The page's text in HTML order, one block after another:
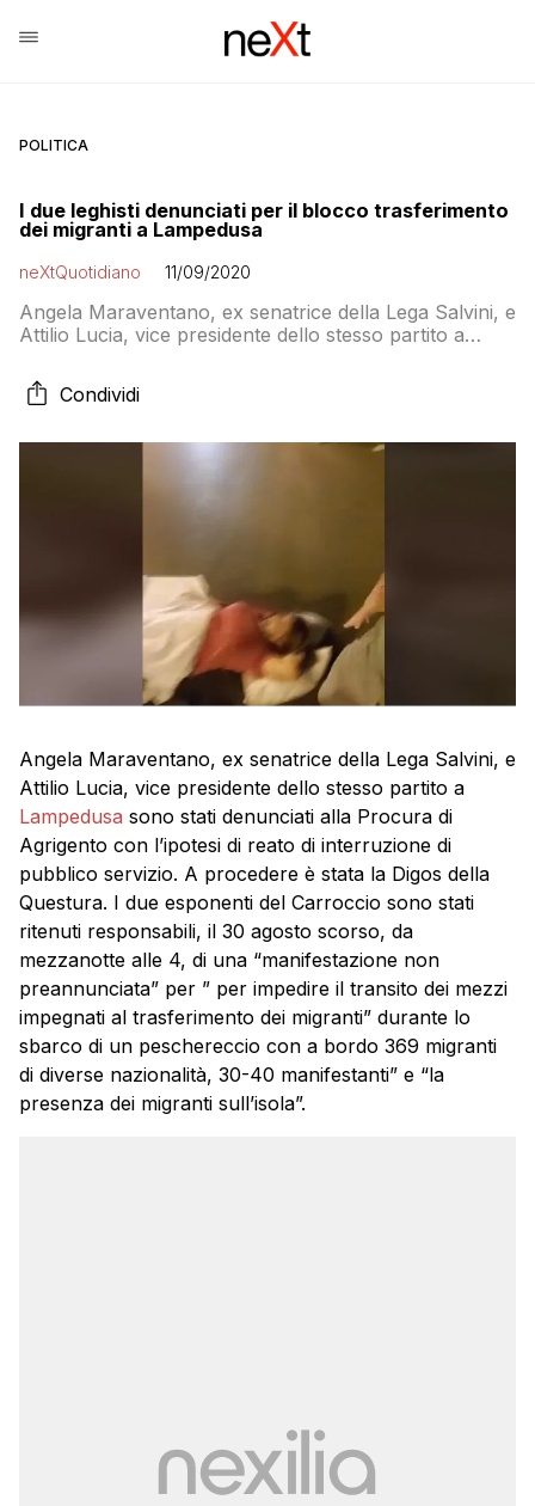
POLITICA
I due leghisti denunciati per il blocco trasferimento
dei migranti a Lampedusa
neXtQuotidiano 11/09/2020
Angela Maraventano, ex senatrice della Lega Salvini, e
Attilio Lucia, vice presidente dello stesso partito a
interruzione di pubblico servizio per aver ostacolato il
trasferimento dei migranti con una manifestazione non
Condividi
Angela Maraventano, ex senatrice della Lega Salvini, e
Attilio Lucia, vice presidente dello stesso partito a
Lampedusa sono stati denunciati alla Procura di
Agrigento con l’ipotesi di reato di interruzione di
pubblico servizio. A procedere è stata la Digos della
Questura. I due esponenti del Carroccio sono stati
ritenuti responsabili, il 30 agosto scorso, da
mezzanotte alle 4, di una “manifestazione non
preannunciata” per ” per impedire il transito dei mezzi
impegnati al trasferimento dei migranti” durante lo
sbarco di un peschereccio con a bordo 369 migranti
di diverse nazionalità, 30-40 manifestanti” e “la
presenza dei migranti sull’isola”.